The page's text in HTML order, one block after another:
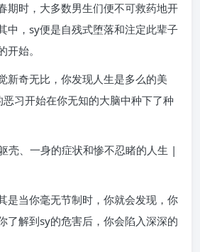
期时，大多数男生们便不可救药地开
中，sy便是自残式堕落和注定此辈子
始。
新奇无比，你发现人生是多么的美
习开始在你无知的大脑中种下了种
是当你毫无节制时，你就会发现，你
了解到sy的危害后，你会陷入深深的